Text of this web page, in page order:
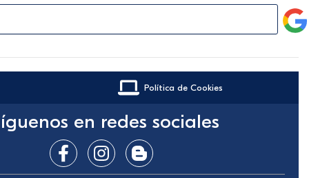
Política de Cookies
en redes sociales